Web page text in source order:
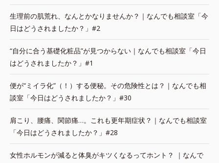
生理前の肌荒れ、なんとかなりませんか？｜なんでも相談室「今
日はどうされましたか？」#2
“自分に合う基礎化粧品”が見つからない｜なんでも相談室「今日
はどうされましたか？」#1
便が“ミイラ化”（！）する便秘。その危険性とは？｜なんでも相
談室「今日はどうされましたか？」#30
肩こり、腰痛、関節痛…。これも更年期症状？｜なんでも相談室
「今日はどうされましたか？」#28
女性ホルモンが減ると体臭がキツくなるってホント？ ｜なんで